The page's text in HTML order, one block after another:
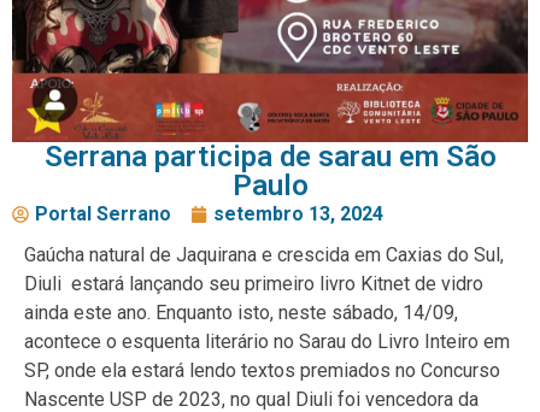
Serrana participa de sarau em São
Paulo
Portal Serrano
setembro 13, 2024
Gaúcha natural de Jaquirana e crescida em Caxias do Sul,
Diuli estará lançando seu primeiro livro Kitnet de vidro
ainda este ano. Enquanto isto, neste sábado, 14/09,
acontece o esquenta literário no Sarau do Livro Inteiro em
SP, onde ela estará lendo textos premiados no Concurso
Nascente USP de 2023, no qual Diuli foi vencedora da